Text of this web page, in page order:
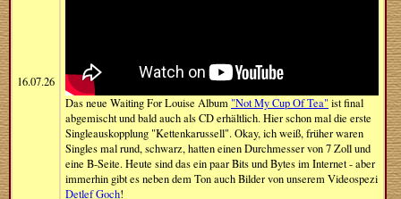
16.07.26
Das neue Waiting For Louise Album "Not My Cup Of Tea" ist final
abgemischt und bald auch als CD erhältlich. Hier schon mal die erste
Singleauskopplung "Kettenkarussell". Okay, ich weiß, früher waren
Singles mal rund, schwarz, hatten einen Durchmesser von 7 Zoll und
eine B-Seite. Heute sind das ein paar Bits und Bytes im Internet - aber
immerhin gibt es neben dem Ton auch Bilder von unserem Videospezi
Detlef Goch!